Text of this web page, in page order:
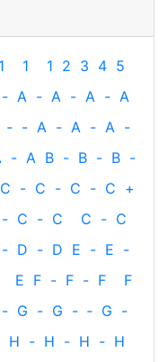
1 1 1 2 3 4 5
- A - A - A - A
‐ - A - A - A -
- A B - B - B -
C - C - C - C +
- C - C C - C
- D - D E - E -
E F - F - F
F
- G - G - ‐ G -
H - H - H - H